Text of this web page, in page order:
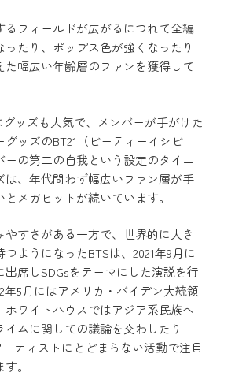
るフィールドが広がるにつれて全編
ったり、ポップス色が強くなったり
た幅広い年齢層のファンを獲得して
グッズも人気で、メンバーが手がけた
グッズのBT21（ビーティーイシビ
ーの第二の自我という設定のタイニ
は、年代問わず幅広いファン層が手
とメガヒットが続いています。
やすさがある一方で、世界的に大き
つようになったBTSは、2021年9月に
出席しSDGsをテーマにした演説を行
年5月にはアメリカ・バイデン大統領
ホワイトハウスではアジア系民族へ
イムに関しての議論を交わしたり
ティストにとどまらない活動で注目
。